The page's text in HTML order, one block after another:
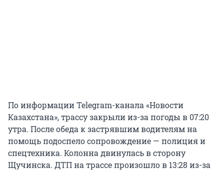
По информации Telegram-канала «Новости
Казахстана», трассу закрыли из-за погоды в 07:20
утра. После обеда к застрявшим водителям на
помощь подоспело сопровождение — полиция и
спецтехника. Колонна двинулась в сторону
Щучинска. ДТП на трассе произошло в 13:28 из-за